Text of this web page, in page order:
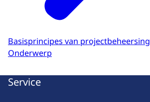
Basisprincipes van projectbeheersing
Onderwerp
Service